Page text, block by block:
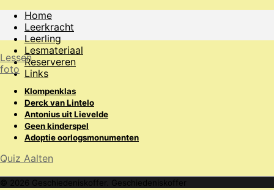
Home
Leerkracht
Leerling
Lesmateriaal
Reserveren
Links
Lessen
foto
Klompenklas
Derck van Lintelo
Antonius uit Lievelde
Geen kinderspel
Adoptie oorlogsmonumenten
Quiz Aalten
© 2026 Geschiedeniskoffer. Geschiedeniskoffer